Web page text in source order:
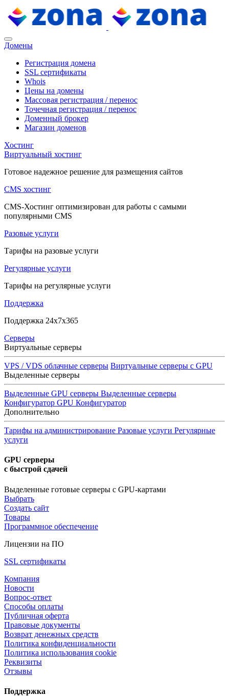
Домены
Регистрация домена
SSL сертификаты
Whois
Цены на домены
Массовая регистрация / перенос
Точечная регистрация / перенос
Доменный брокер
Магазин доменов
Хостинг
Виртуальный хостинг
Готовое надежное решение для размещения сайтов
CMS хостинг
CMS-Хостинг оптимизирован для работы с самыми
популярными CMS
Разовые услуги
Тарифы на разовые услуги
Регулярные услуги
Тарифы на регулярные услуги
Поддержка
Поддержка 24x7x365
Серверы
Виртуальные серверы
VPS / VDS облачные серверы Виртуальные серверы с GPU
Выделенные серверы
Выделенные GPU серверы Выделенные серверы
Конфигуратор GPU Конфигуратор
Дополнительно
Тарифы на администрирование Разовые услуги Регулярные
услуги
GPU серверы
с быстрой сдачей
Выделенные готовые серверы с GPU-картами
Выбрать
Создать сайт
Товары
Программное обеспечение
Лицензии на ПО
SSL сертификаты
Компания
Новости
Вопрос-ответ
Способы оплаты
Публичная оферта
Правовые документы
Возврат денежных средств
Политика конфиденциальности
Политика использования cookie
Реквизиты
Отзывы
Поддержка